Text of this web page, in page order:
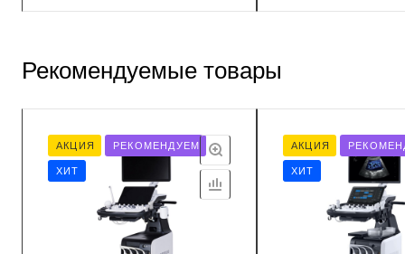
Рекомендуемые товары
АКЦИЯ РЕКОМЕНДУЕМ
ХИТ
АКЦИЯ
ХИТ